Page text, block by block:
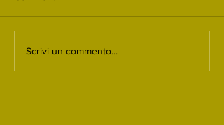
Scrivi un commento...